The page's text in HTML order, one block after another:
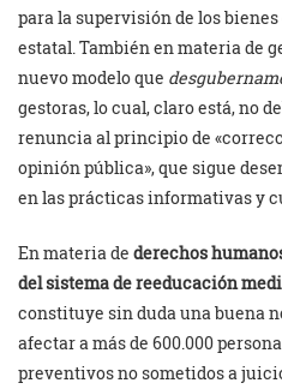
para la supervisión de los
estatal. También en materia de
nuevo modelo que
gestoras, lo cual, claro está, no
renuncia al principio de
opinión pública», que sigue
en las prácticas informativas y
En materia de derechos
del sistema de reeducación
constituye sin duda una buena
afectar a más de 600.000
preventivos no sometidos a